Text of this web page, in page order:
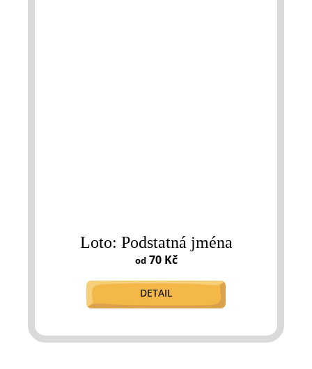
Loto: Podstatná jména
od70 Kč
DETAIL